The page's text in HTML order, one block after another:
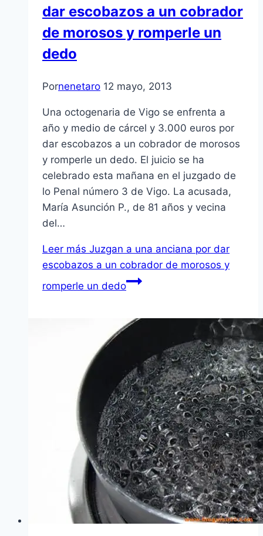
dar escobazos a un cobrador
de morosos y romperle un
dedo
Pornenetaro 12 mayo, 2013
Una octogenaria de Vigo se enfrenta a
año y medio de cárcel y 3.000 euros por
dar escobazos a un cobrador de morosos
y romperle un dedo. El juicio se ha
celebrado esta mañana en el juzgado de
lo Penal número 3 de Vigo. La acusada,
Marí­a Asunción P., de 81 años y vecina
del…
Leer más Juzgan a una anciana por dar
escobazos a un cobrador de morosos y
romperle un dedo